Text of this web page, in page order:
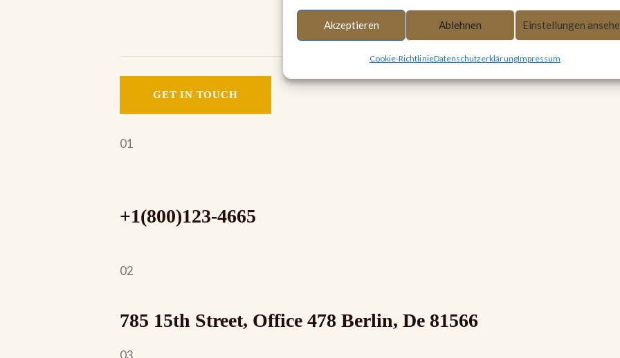
Akzeptieren Ablehnen Einstellungen
Cookie-RichtlinieDatenschutzerklärungImpressum
01
+1(800)123-4665
02
785 15th Street, Office 478 Berlin, De 81566